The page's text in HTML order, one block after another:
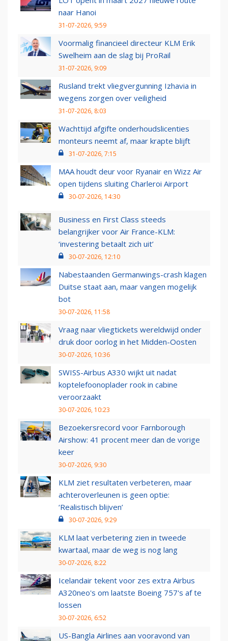
naar Hanoi
31-07-2026, 9:59
Voormalig financieel directeur KLM Erik
Swelheim aan de slag bij ProRail
31-07-2026, 9:09
Rusland trekt vliegvergunning Izhavia in
wegens zorgen over veiligheid
31-07-2026, 8:03
Wachttijd afgifte onderhoudslicenties
monteurs neemt af, maar krapte blijft
31-07-2026, 7:15
MAA houdt deur voor Ryanair en Wizz Air
open tijdens sluiting Charleroi Airport
30-07-2026, 14:30
Business en First Class steeds
belangrijker voor Air France-KLM:
‘investering betaalt zich uit’
30-07-2026, 12:10
Nabestaanden Germanwings-crash klagen
Duitse staat aan, maar vangen mogelijk
bot
30-07-2026, 11:58
Vraag naar vliegtickets wereldwijd onder
druk door oorlog in het Midden-Oosten
30-07-2026, 10:36
SWISS-Airbus A330 wijkt uit nadat
koptelefoonoplader rook in cabine
veroorzaakt
30-07-2026, 10:23
Bezoekersrecord voor Farnborough
Airshow: 41 procent meer dan de vorige
keer
30-07-2026, 9:30
KLM ziet resultaten verbeteren, maar
achteroverleunen is geen optie:
‘Realistisch blijven’
30-07-2026, 9:29
KLM laat verbetering zien in tweede
kwartaal, maar de weg is nog lang
30-07-2026, 8:22
Icelandair tekent voor zes extra Airbus
A320neo's om laatste Boeing 757's af te
lossen
30-07-2026, 6:52
US-Bangla Airlines aan vooravond van